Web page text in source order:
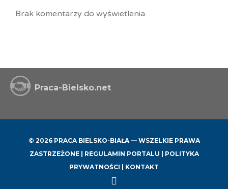
Brak komentarzy do wyświetlenia.
Praca-Bielsko.net
© 2026 PRACA BIELSKO-BIAŁA — WSZELKIE PRAWA
ZASTRZEŻONE | REGULAMIN PORTALU
POLITYKA
PRYWATNOŚCI
KONTAKT